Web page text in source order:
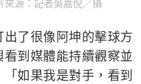
來源：記者吳嘉倪／攝
出了很像阿坤的擊球方
到媒體能持續觀察並
如果我是對手，看到